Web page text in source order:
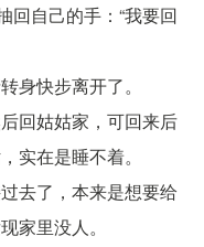
自己的手：“我要回
身快步离开了。
回姑姑家，可回来后
实在是睡不着。
去了，本来是想要给
家里没人。